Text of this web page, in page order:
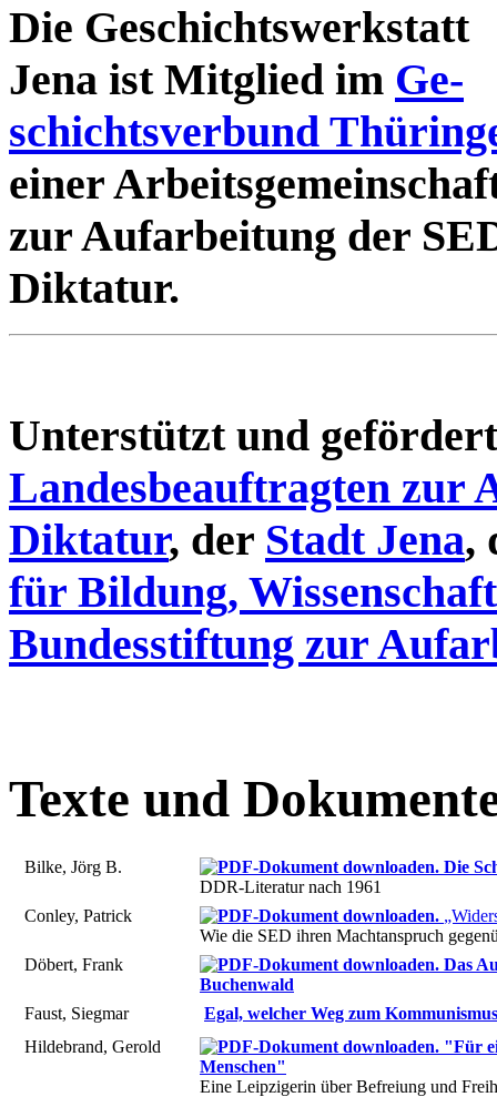
Die Geschichtswerkstatt
Jena ist Mitglied im Ge-
schichtsverbund
einer
zur Aufarbeitung der
Diktatur.
Unterstützt und
Landesbeauftragten zur
Diktatur, der Stadt Jena,
für Bildung,
Bundesstiftung zur
Texte und
Bilke, Jörg B.
Die
DDR-Literatur nach 1961
Conley, Patrick
Wie die SED ihren Machtanspruch
Döbert, Frank
Das
Buchenwald
Faust, Siegmar
Egal, welcher Weg zum
Hildebrand, Gerold
"Für
Menschen"
Eine Leipzigerin über Befreiung und